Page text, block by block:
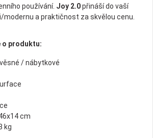
používání. Joy 2.0přináší do vaší
modernu a praktičnost za skvělou cenu.
o produktu:
/ nábytkové
cm
kg